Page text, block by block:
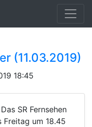
(11.03.2019)
18:45
SR Fernsehen
um 18.45